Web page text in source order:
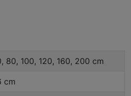
80, 100, 120, 160, 200 cm
cm